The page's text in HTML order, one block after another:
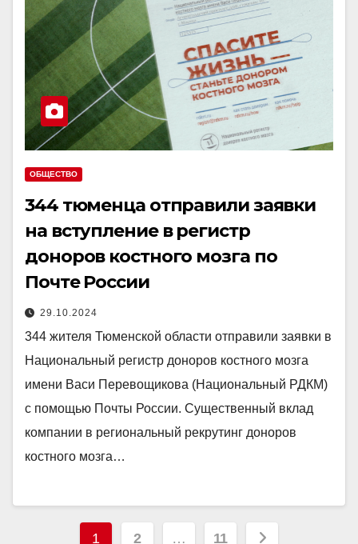
ОБЩЕСТВО
344 тюменца отправили заявки
на вступление в регистр
доноров костного мозга по
Почте России
29.10.2024
344 жителя Тюменской области отправили заявки в
Национальный регистр доноров костного мозга
имени Васи Перевощикова (Национальный РДКМ)
с помощью Почты России. Существенный вклад
компании в региональный рекрутинг доноров
костного мозга…
1 2 … 11